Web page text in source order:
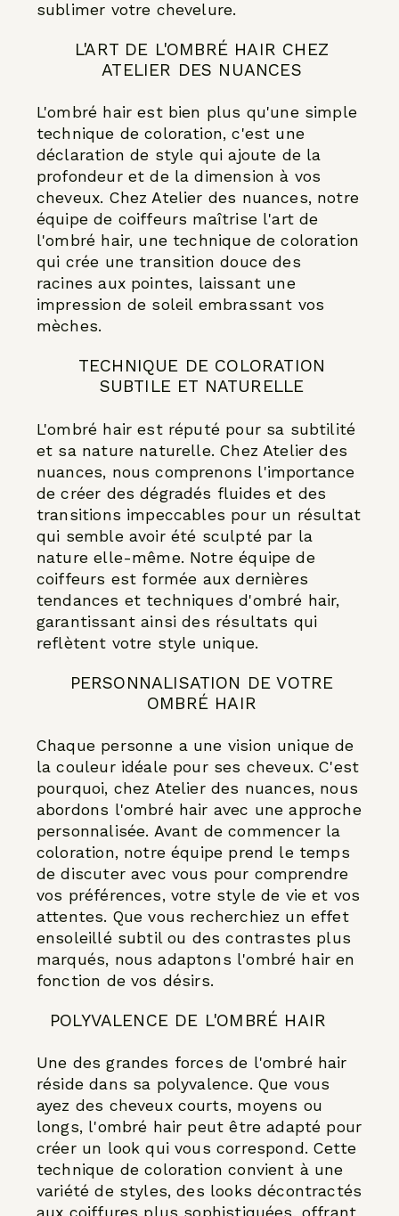
sublimer votre chevelure.
L'ART DE L'OMBRÉ HAIR CHEZ
ATELIER DES NUANCES
L'ombré hair est bien plus qu'une simple
technique de coloration, c'est une
déclaration de style qui ajoute de la
profondeur et de la dimension à vos
cheveux. Chez Atelier des nuances, notre
équipe de coiffeurs maîtrise l'art de
l'ombré hair, une technique de coloration
qui crée une transition douce des
racines aux pointes, laissant une
impression de soleil embrassant vos
mèches.
TECHNIQUE DE COLORATION
SUBTILE ET NATURELLE
L'ombré hair est réputé pour sa subtilité
et sa nature naturelle. Chez Atelier des
nuances, nous comprenons l'importance
de créer des dégradés fluides et des
transitions impeccables pour un résultat
qui semble avoir été sculpté par la
nature elle-même. Notre équipe de
coiffeurs est formée aux dernières
tendances et techniques d'ombré hair,
garantissant ainsi des résultats qui
reflètent votre style unique.
PERSONNALISATION DE VOTRE
OMBRÉ HAIR
Chaque personne a une vision unique de
la couleur idéale pour ses cheveux. C'est
pourquoi, chez Atelier des nuances, nous
abordons l'ombré hair avec une approche
personnalisée. Avant de commencer la
coloration, notre équipe prend le temps
de discuter avec vous pour comprendre
vos préférences, votre style de vie et vos
attentes. Que vous recherchiez un effet
ensoleillé subtil ou des contrastes plus
marqués, nous adaptons l'ombré hair en
fonction de vos désirs.
POLYVALENCE DE L'OMBRÉ HAIR
Une des grandes forces de l'ombré hair
réside dans sa polyvalence. Que vous
ayez des cheveux courts, moyens ou
longs, l'ombré hair peut être adapté pour
créer un look qui vous correspond. Cette
technique de coloration convient à une
variété de styles, des looks décontractés
aux coiffures plus sophistiquées, offrant